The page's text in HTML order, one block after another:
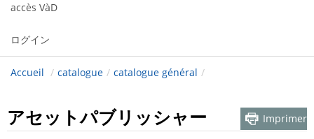
accès VàD
ログイン
Accueil / catalogue / catalogue général /
アセットパブリッシャー Imprimer